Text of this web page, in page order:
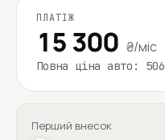
ПЛАТІЖ
15 300 ₴/міс
Повна ціна авто:
Перший внесок